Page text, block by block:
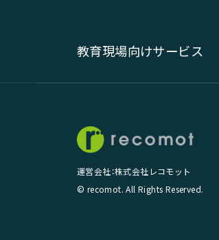
教育現場向けサービス
運営会社：株式会社レコモット
© recomot. All Rights Reserved.